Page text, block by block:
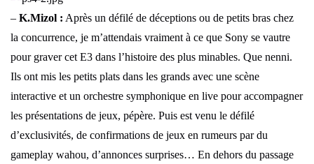
– K.Mizol : Après un défilé de déceptions ou de petits bras chez
la concurrence, je m’attendais vraiment à ce que Sony se vautre
pour graver cet E3 dans l’histoire des plus minables. Que nenni.
Ils ont mis les petits plats dans les grands avec une scène
interactive et un orchestre symphonique en live pour accompagner
les présentations de jeux, pépère. Puis est venu le défilé
d’exclusivités, de confirmations de jeux en rumeurs par du
gameplay wahou, d’annonces surprises… En dehors du passage